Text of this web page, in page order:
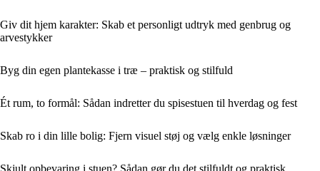
Giv dit hjem karakter: Skab et personligt udtryk med genbrug og
arvestykker
Byg din egen plantekasse i træ – praktisk og stilfuld
Ét rum, to formål: Sådan indretter du spisestuen til hverdag og fest
Skab ro i din lille bolig: Fjern visuel støj og vælg enkle løsninger
Skjult opbevaring i stuen? Sådan gør du det stilfuldt og praktisk